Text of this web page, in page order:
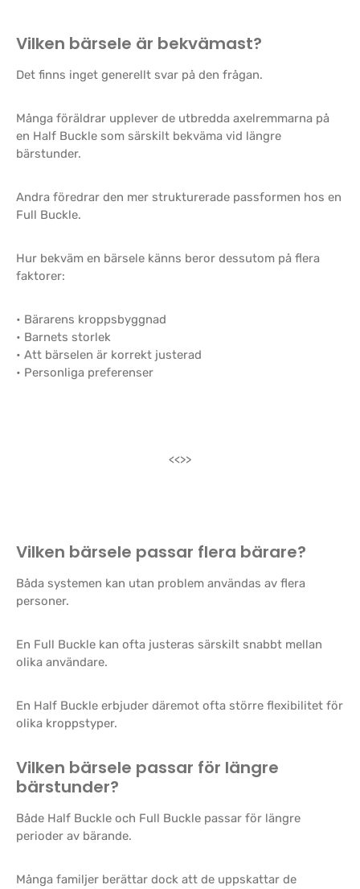
Vilken bärsele är bekvämast?
Det finns inget generellt svar på den frågan.
Många föräldrar upplever de utbredda axelremmarna på
en Half Buckle som särskilt bekväma vid längre
bärstunder.
Andra föredrar den mer strukturerade passformen hos en
Full Buckle.
Hur bekväm en bärsele känns beror dessutom på flera
faktorer:
• Bärarens kroppsbyggnad
• Barnets storlek
• Att bärselen är korrekt justerad
• Personliga preferenser
<<>>
Vilken bärsele passar flera bärare?
Båda systemen kan utan problem användas av flera
personer.
En Full Buckle kan ofta justeras särskilt snabbt mellan
olika användare.
En Half Buckle erbjuder däremot ofta större flexibilitet för
olika kroppstyper.
Vilken bärsele passar för längre
bärstunder?
Både Half Buckle och Full Buckle passar för längre
perioder av bärande.
Många familjer berättar dock att de uppskattar de